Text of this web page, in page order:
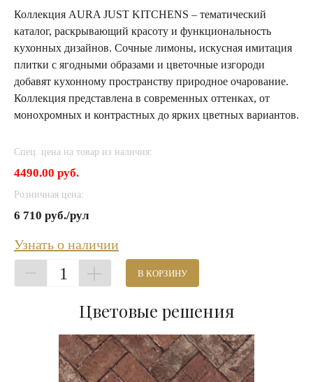
Коллекция AURA JUST KITCHENS – тематический
каталог, раскрывающий красоту и функциональность
кухонных дизайнов. Сочные лимоны, искусная имитация
плитки с ягодными образами и цветочные изгороди
добавят кухонному пространству природное очарование.
Коллекция представлена в современных оттенках, от
монохромных и контрастных до ярких цветных вариантов.
Спец. цена на товар из наличия:
4490.00 руб.
Розничная цена:
6 710 руб./рул
Узнать о наличии
1 В КОРЗИНУ
Цветовые решения